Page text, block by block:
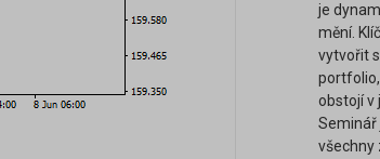
je
mění.
vytvořit
obstojí v
Seminář
všechny